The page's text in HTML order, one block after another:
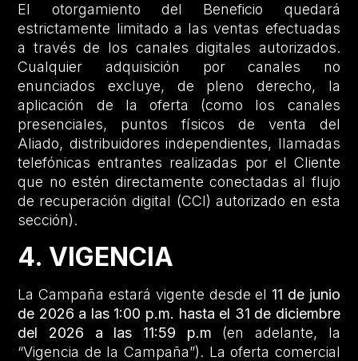
El otorgamiento del Beneficio quedará
estrictamente limitado a las ventas efectuadas
a través de los canales digitales autorizados.
Cualquier adquisición por canales no
enunciados excluye, de pleno derecho, la
aplicación de la oferta (como los canales
presenciales, puntos físicos de venta del
Aliado, distribuidores independientes, llamadas
telefónicas entrantes realizadas por el Cliente
que no estén directamente conectadas al flujo
de recuperación digital (CCI) autorizado en esta
sección).
4. VIGENCIA
La Campaña estará vigente desde el 11 de junio
de 2026 a las 1:00 p.m. hasta el 31 de diciembre
del 2026 a las 11:59 p.m (en adelante, la
“Vigencia de la Campaña”). La oferta comercial